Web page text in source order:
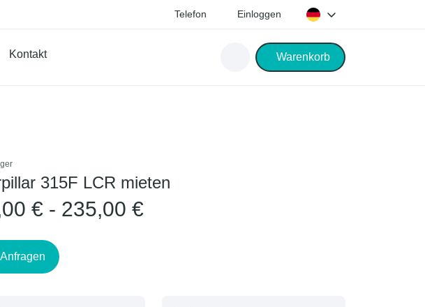
Telefon Einloggen
Kontakt Warenkorb
315F LCR mieten
€ - 235,00 €